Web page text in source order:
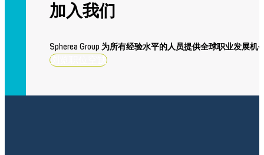
加入我们
Spherea Group 为所有经验水平的人员提供全球职业发展机
浏览职位空缺